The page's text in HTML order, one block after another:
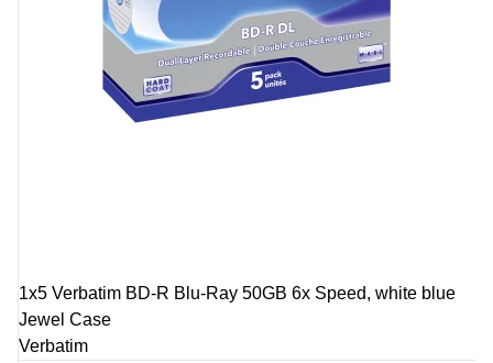
1x5 Verbatim BD-R Blu-Ray 50GB 6x Speed, white blue
Jewel Case
Verbatim